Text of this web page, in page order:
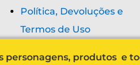
Política, Devoluções e
Termos de Uso
personagens, produtos e